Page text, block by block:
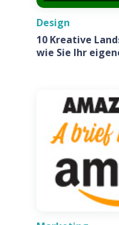
Design
10 Kreative
wie Sie Ihr